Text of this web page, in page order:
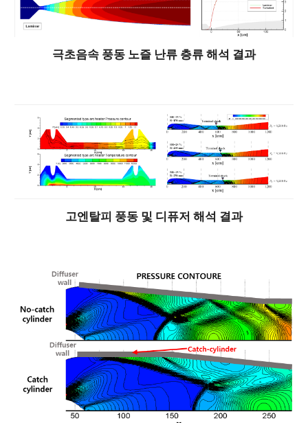
극초음속 풍동 노즐 난류 층류 해석 결과
고엔탈피 풍동 및 디퓨저 해석 결과